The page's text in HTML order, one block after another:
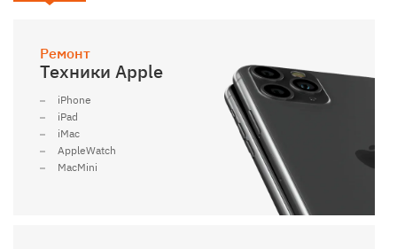
Ремонт
Техники Apple
iPhone
iPad
iMac
AppleWatch
MacMini